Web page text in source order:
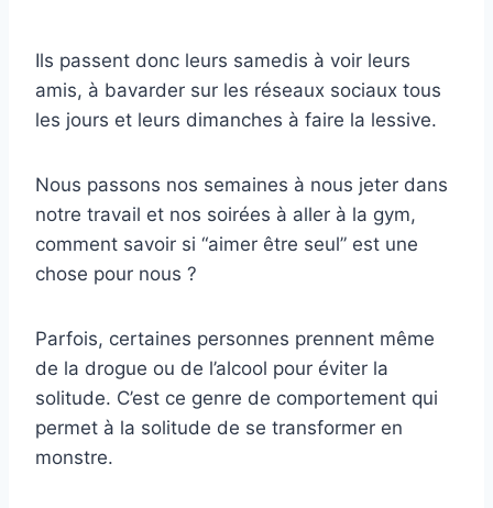
Ils passent donc leurs samedis à voir leurs
amis, à bavarder sur les réseaux sociaux tous
les jours et leurs dimanches à faire la lessive.
Nous passons nos semaines à nous jeter dans
notre travail et nos soirées à aller à la gym,
comment savoir si “aimer être seul” est une
chose pour nous ?
Parfois, certaines personnes prennent même
de la drogue ou de l’alcool pour éviter la
solitude. C’est ce genre de comportement qui
permet à la solitude de se transformer en
monstre.